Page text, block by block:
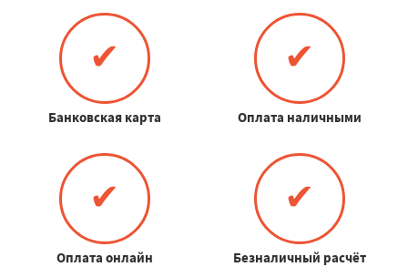
✔
Банковская карта
✔
Оплата наличными
✔
Оплата онлайн
✔
Безналичный расчёт